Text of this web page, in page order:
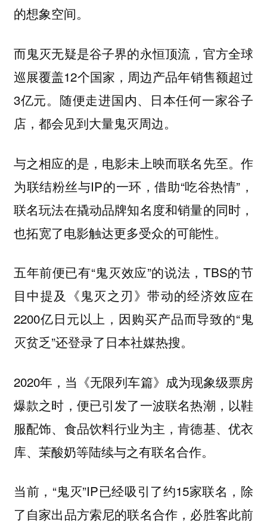
的想象空间。
而鬼灭无疑是谷子界的永恒顶流，官方全球
巡展覆盖12个国家，周边产品年销售额超过
3亿元。随便走进国内、日本任何一家谷子
店，都会见到大量鬼灭周边。
与之相应的是，电影未上映而联名先至。作
为联结粉丝与IP的一环，借助“吃谷热情”，
联名玩法在撬动品牌知名度和销量的同时，
也拓宽了电影触达更多受众的可能性。
五年前便已有“鬼灭效应”的说法，TBS的节
目中提及《鬼灭之刃》带动的经济效应在
2200亿日元以上，因购买产品而导致的“鬼
灭贫乏”还登录了日本社媒热搜。
2020年，当《无限列车篇》成为现象级票房
爆款之时，便已引发了一波联名热潮，以鞋
服配饰、食品饮料行业为主，肯德基、优衣
库、茉酸奶等陆续与之有联名合作。
当前，“鬼灭”IP已经吸引了约15家联名，除
了自家出品方索尼的联名合作，必胜客此前